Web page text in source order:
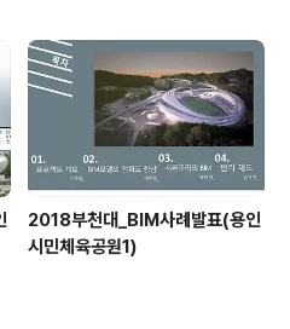
2018부천대_BIM사례발표(용인
시민체육공원1)